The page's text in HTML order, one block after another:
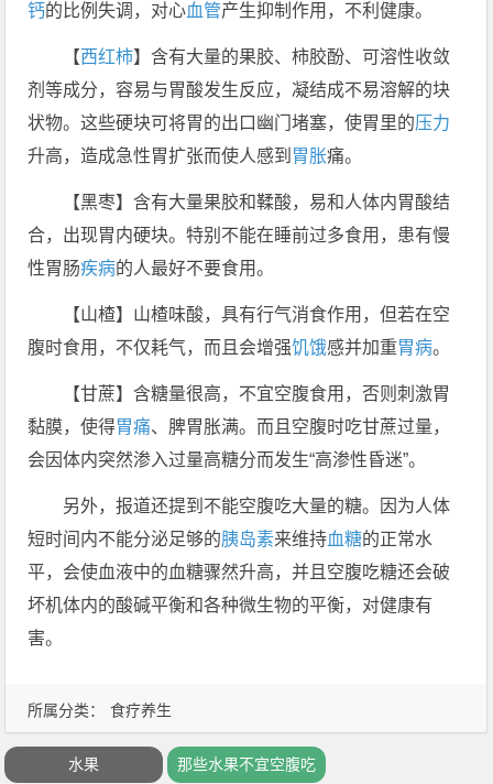
所属分类： 食疗养生
钙的比例失调，对心血管产生抑制作用，不利健康。
【西红柿】含有大量的果胶、柿胶酚、可溶性收敛
剂等成分，容易与胃酸发生反应，凝结成不易溶解的块
状物。这些硬块可将胃的出口幽门堵塞，使胃里的压力
升高，造成急性胃扩张而使人感到 胃胀痛。
【黑枣】含有大量果胶和鞣酸，易和人体内胃酸结
合，出现胃内硬块。特别不能在睡前过多食用，患有慢
性胃肠疾病的人最好不要食用。
【山楂】山楂味酸，具有行气消食作用，但若在空
腹时食用，不仅耗气，而且会增强饥饿感并加重胃病。
【甘蔗】含糖量很高，不宜空腹食用，否则刺激胃
黏膜，使得胃痛、脾胃胀满。而且空腹时吃甘蔗过量，
会因体内突然渗入过量高糖分而发生“高渗性昏迷”。
另外，报道还提到不能空腹吃大量的糖。因为人体
短时间内不能分泌足够的胰岛素来维持血糖的正常水
平，会使血液中的血糖骤然升高，并且空腹吃糖还会破
坏机体内的酸碱平衡和各种微生物的平衡，对健康有
害。
水果 那些水果不宜空腹吃